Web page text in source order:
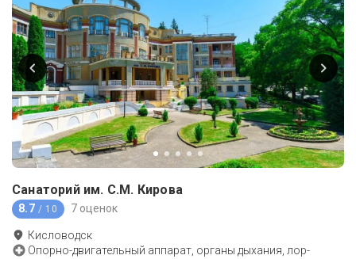
Санаторий им. С.М. Кирова
8.7 / 10 7 оценок
Кисловодск
Опорно-двигательный аппарат, органы дыхания, лор-